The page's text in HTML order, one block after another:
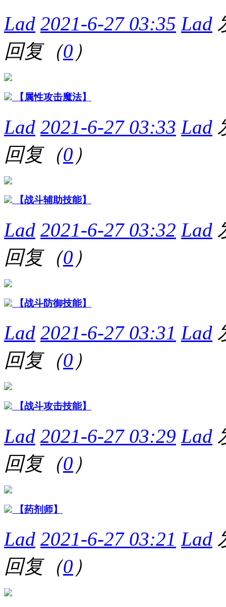
Lad 2021-6-27 03:35 Lad
回复（0 ）
【属性攻击魔法】
Lad 2021-6-27 03:33 Lad
回复（0 ）
【战斗辅助技能】
Lad 2021-6-27 03:32 Lad
回复（0 ）
【战斗防御技能】
Lad 2021-6-27 03:31 Lad
回复（0 ）
【战斗攻击技能】
Lad 2021-6-27 03:29 Lad
回复（0 ）
【药剂师】
Lad 2021-6-27 03:21 Lad
回复（0 ）